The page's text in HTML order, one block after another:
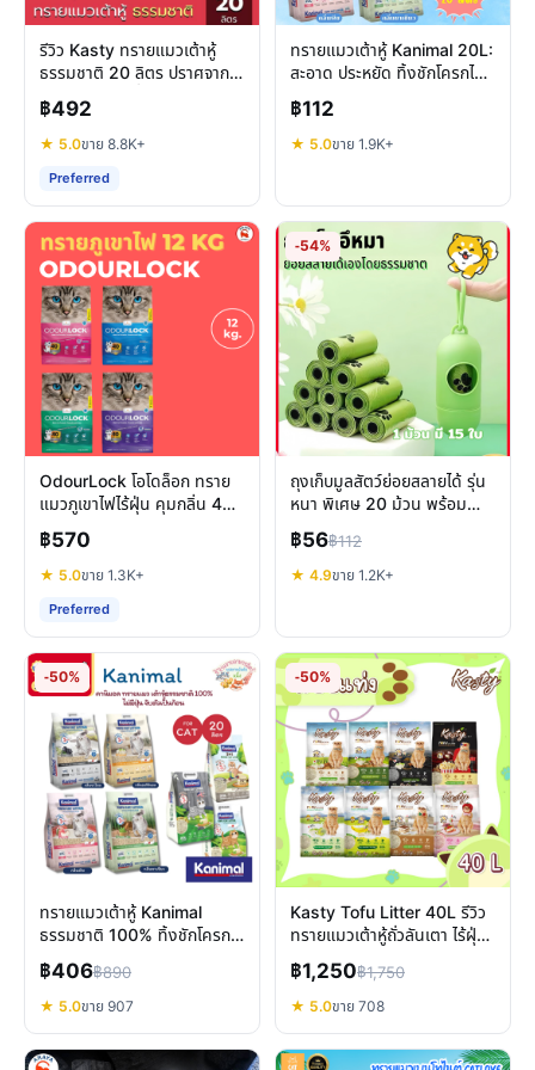
รีวิว Kasty ทรายแมวเต้าหู้
ธรรมชาติ 20 ลิตร ปราศจาก
ฝุ่น ดับกลิ่นดีเยี่ยม
฿492
★ 5.0ขาย 8.8K+
Preferred
ทรายแมวเต้าหู้ Kanimal 20L:
สะอาด ประหยัด ทิ้งชักโครกได้
จริงไหม?
฿112
★ 5.0ขาย 1.9K+
OdourLock โอโดล็อก ทราย
แมวภูเขาไฟไร้ฝุ่น คุมกลิ่น 40
วัน พรีเมียมแคนาดา
฿570
★ 5.0ขาย 1.3K+
Preferred
-54%
ถุงเก็บมูลสัตว์ย่อยสลายได้ รุ่น
หนา พิเศษ 20 ม้วน พร้อม
แคปซูล พกพาสะดวก
฿56฿112
★ 4.9ขาย 1.2K+
-50%
ทรายแมวเต้าหู้ Kanimal
ธรรมชาติ 100% ทิ้งชักโครก
ได้ ฝุ่นน้อย ดับกลิ่นดี
฿406฿890
★ 5.0ขาย 907
-50%
Kasty Tofu Litter 40L รีวิว
ทรายแมวเต้าหู้ถั่วลันเตา ไร้ฝุ่น
เก็บกลิ่นดี ทิ้งชักโครกได้จริง
฿1,250฿1,750
★ 5.0ขาย 708